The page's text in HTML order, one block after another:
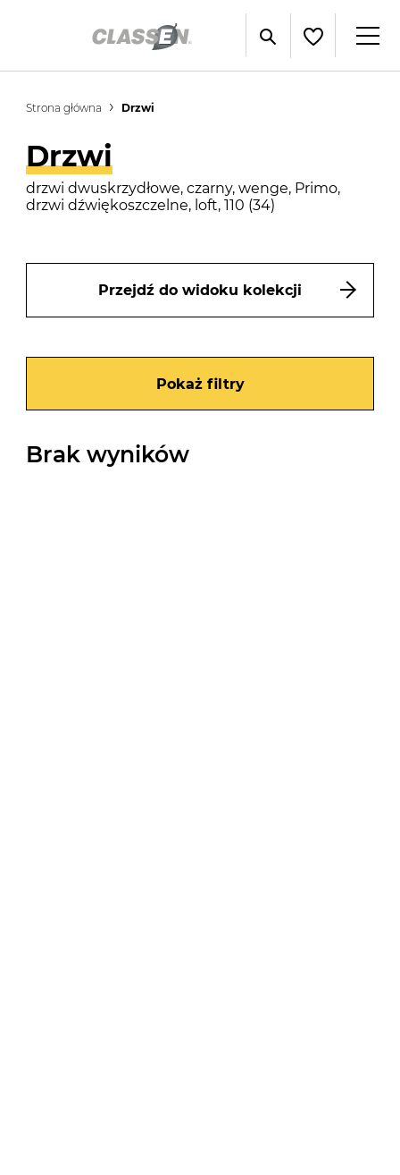
Strona główna Drzwi
Drzwi
drzwi dwuskrzydłowe, czarny, wenge, Primo,
drzwi dźwiękoszczelne, loft, 110 (34)
Przejdź do widoku kolekcji
Pokaż filtry
Brak wyników